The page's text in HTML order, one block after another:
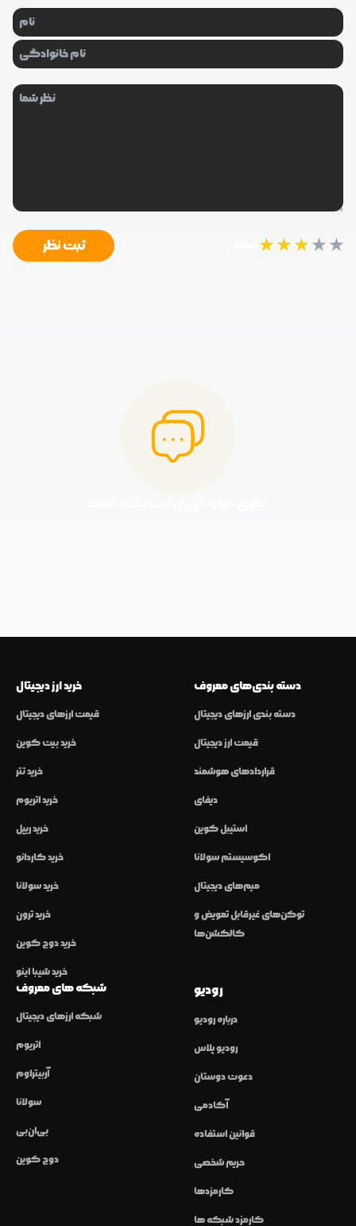
★★★★★ ثبت نظر
خرید ارز دیجیتال
قیمت ارزهای دیجیتال
خرید بیت کوین
خرید تتر
خرید اتریوم
خرید ریپل
خرید کاردانو
خرید سولانا
خرید ترون
خرید دوج کوین
خرید شیبا اینو
دسته بندی‌های معروف
دسته بندی ارزهای دیجیتال
قیمت ارز دیجیتال
قراردادهای هوشمند
دیفای
استیبل کوین
اکوسیستم سولانا
میم‌های دیجیتال
توکن‌های غیرقابل تعویض و
کالکشن‌ها
شبکه های معروف
شبکه ارزهای دیجیتال
اتریوم
آربیتراوم
سولانا
بی‌ان‌بی
دوج کوین
رودیو
درباره رودیو
رودیو پلاس
دعوت دوستان
آکادمی
قوانین استفاده
حریم شخصی
کارمزدها
کارمزد شبکه ها